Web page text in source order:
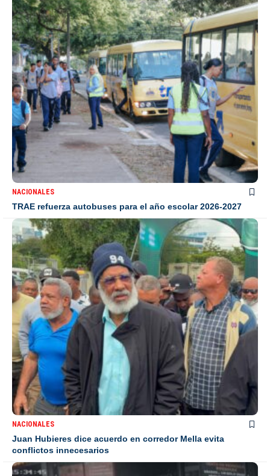
NACIONALES
TRAE refuerza autobuses para el año escolar 2026-2027
NACIONALES
Juan Hubieres dice acuerdo en corredor Mella evita
conflictos innecesarios